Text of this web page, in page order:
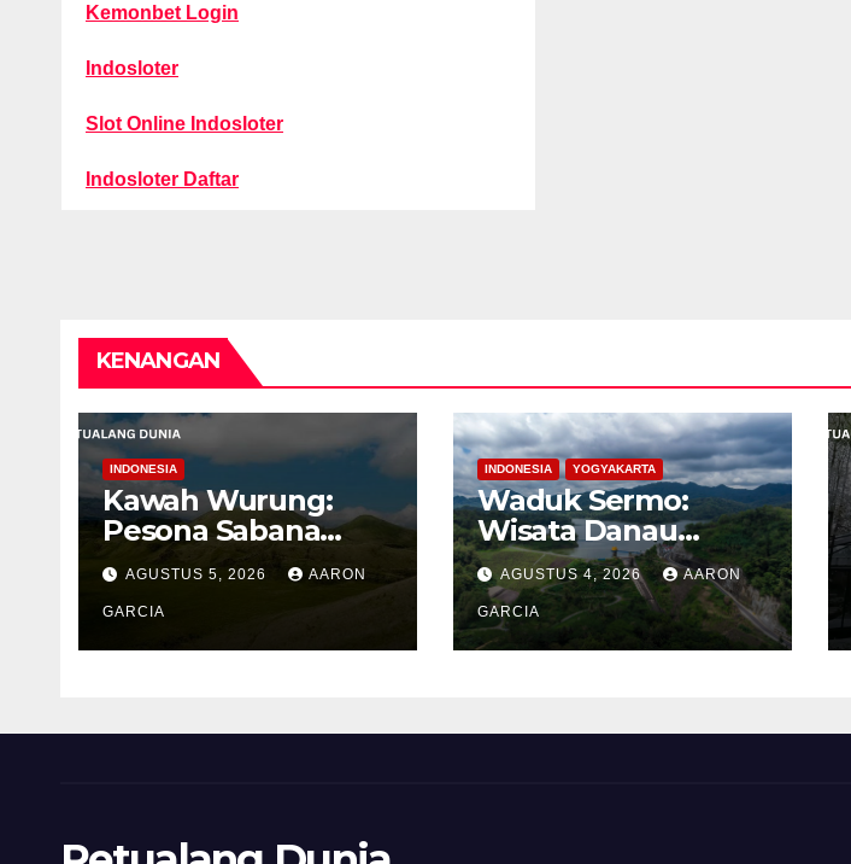
Kemonbet Login
Indosloter
Slot Online Indosloter
Indosloter Daftar
KENANGAN
INDONESIA
Kawah Wurung:
Pesona Sabana
Hijau di Tengah
Pegunungan
Bondowoso
AGUSTUS 5, 2026 AARON
GARCIA
INDONESIA YOGYAKARTA
Waduk Sermo:
Wisata Danau
Buatan yang
Tenang di
Perbukitan
Menoreh Kulon
AGUSTUS 4, 2026 AARON
GARCIA